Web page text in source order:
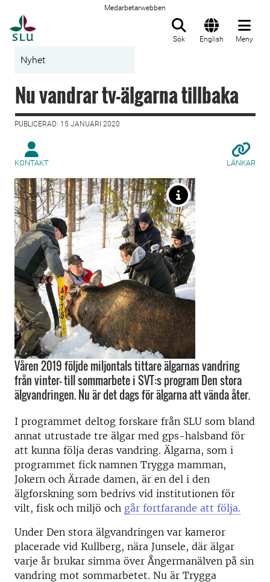
Medarbetarwebben
Sök English Meny
Nyhet
Nu vandrar tv-älgarna tillbaka
PUBLICERAD: 15 JANUARI 2020
KONTAKT LÄNKAR
Våren 2019 följde miljontals tittare älgarnas vandring
från vinter- till sommarbete i SVT:s program Den stora
älgvandringen. Nu är det dags för älgarna att vända åter.
I programmet deltog forskare från SLU som bland
annat utrustade tre älgar med gps-halsband för
att kunna följa deras vandring. Älgarna, som i
programmet fick namnen Trygga mamman,
Jokern och Ärrade damen, är en del i den
älgforskning som bedrivs vid institutionen för
vilt, fisk och miljö och går fortfarande att följa.
Under Den stora älgvandringen var kameror
placerade vid Kullberg, nära Junsele, där älgar
varje år brukar simma över Ångermanälven på sin
vandring mot sommarbetet. Nu är Trygga